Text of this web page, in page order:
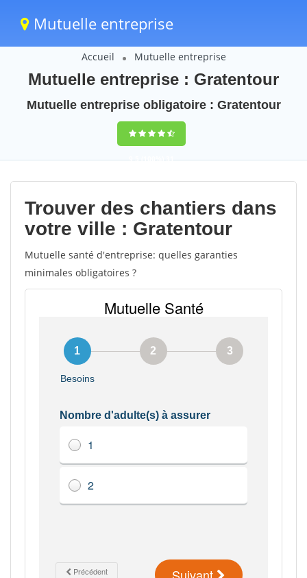
Mutuelle entreprise
Accueil Mutuelle entreprise
Mutuelle entreprise : Gratentour
Mutuelle entreprise obligatoire : Gratentour
9,5(100%)31
votes
Trouver des chantiers dans
votre ville : Gratentour
Mutuelle santé d'entreprise: quelles garanties
minimales obligatoires ?